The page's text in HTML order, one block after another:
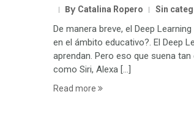
By Catalina Ropero Sin
De manera breve, el Deep
en el ámbito educativo?. El Deep
aprendan. Pero eso que suena
como Siri, Alexa […]
Read more